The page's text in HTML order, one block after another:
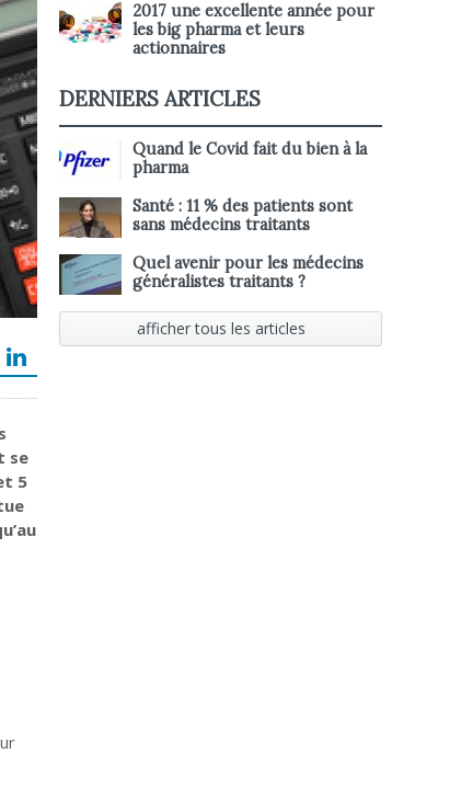
se
5
2017 une excellente année pour
les big pharma et leurs
actionnaires
DERNIERS ARTICLES
Quand le Covid fait du bien à la
pharma
Santé : 11 % des patients sont
sans médecins traitants
Quel avenir pour les médecins
généralistes traitants ?
afficher tous les articles